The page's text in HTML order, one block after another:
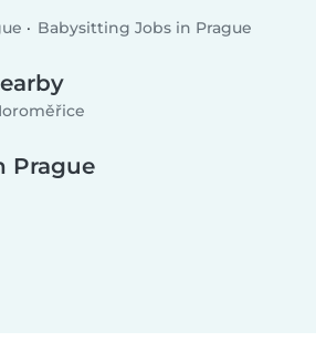
Babysitting Jobs in Prague
Prague